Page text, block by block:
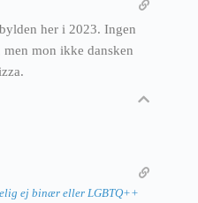
her i 2023. Ingen
mon ikke dansken
ej binær eller LGBTQ++